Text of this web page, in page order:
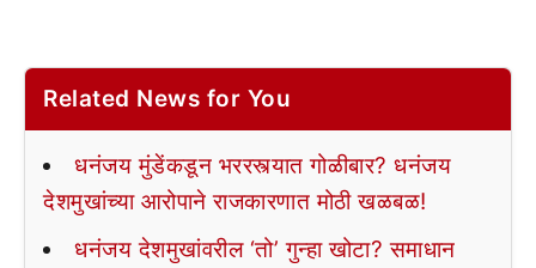
Related News for You
धनंजय मुंडेंकडून भररस्त्यात गोळीबार? धनंजय
देशमुखांच्या आरोपाने राजकारणात मोठी खळबळ!
धनंजय देशमुखांवरील ‘तो’ गुन्हा खोटा? समाधान